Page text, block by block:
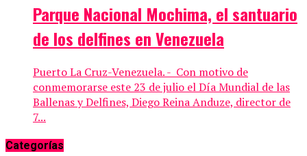
Parque Nacional Mochima, el santuario
de los delfines en Venezuela
Puerto La Cruz-Venezuela. - Con motivo de
conmemorarse este 23 de julio el Día Mundial de las
Ballenas y Delfines, Diego Reina Anduze, director de
7...
Categorías